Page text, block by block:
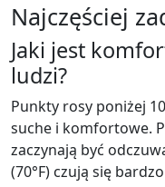
Najczęściej
Jaki jest
ludzi?
Punkty rosy poniżej
suche i komfortowe.
zaczynają być
(70°F) czują się